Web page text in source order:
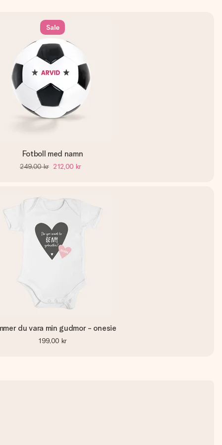
Sale
Fotboll med namn
249,00 kr 212,00 kr
du vara min gudmor - onesie
199,00 kr